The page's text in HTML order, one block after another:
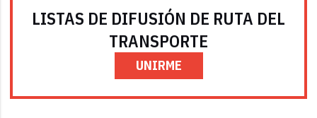
LISTAS DE DIFUSIÓN DE RUTA DEL
TRANSPORTE
UNIRME